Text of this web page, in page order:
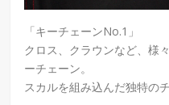
「キーチェーンNo.1」
クロス、クラウンなど、様
ーチェーン。
スカルを組み込んだ独特の